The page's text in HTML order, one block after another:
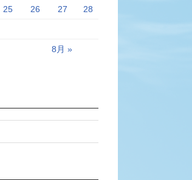
25 26 27 28
8月 »